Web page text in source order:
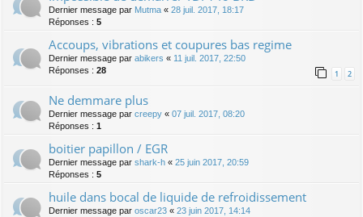
Dernier message par Mutma « 28 juil. 2017, 18:17
Réponses : 5
Accoups, vibrations et coupures bas regime
Dernier message par abikers « 11 juil. 2017, 22:50
Réponses : 28 1 2
Ne demmare plus
Dernier message par creepy « 07 juil. 2017, 08:20
Réponses : 1
boitier papillon / EGR
Dernier message par shark-h « 25 juin 2017, 20:59
Réponses : 5
huile dans bocal de liquide de refroidissement
Dernier message par oscar23 « 23 juin 2017, 14:14